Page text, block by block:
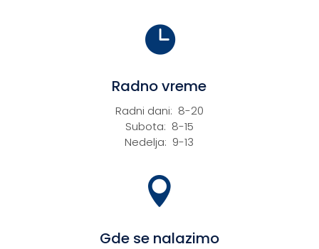

Radno vreme
Radni dani: 8-20
Subota: 8-15
Nedelja: 9-13

Gde se nalazimo